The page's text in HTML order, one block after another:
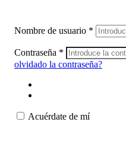
Nombre de usuario *
Contraseña *
olvidado la contraseña?
Acuérdate de mí